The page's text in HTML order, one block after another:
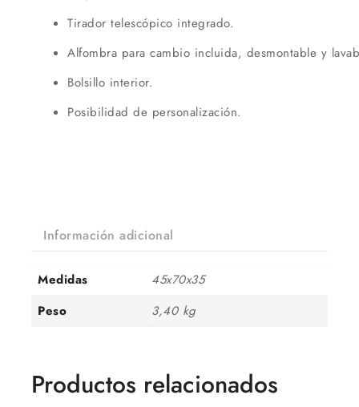
Tirador telescópico integrado.
Alfombra para cambio incluida, desmontable y
Bolsillo interior.
Posibilidad de personalización.
Información adicional
Medidas
45x70x35
Peso
3,40 kg
Productos relacionados